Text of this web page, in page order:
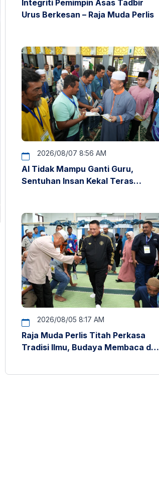
Integriti Pemimpin Asas Tadbir
Urus Berkesan – Raja Muda Perlis
2026/08/07 8:56 AM
AI Tidak Mampu Ganti Guru,
Sentuhan Insan Kekal Teras
2026/08/05 8:17 AM
Raja Muda Perlis Titah Perkasa
Tradisi Ilmu, Budaya Membaca dan